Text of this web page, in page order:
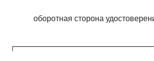
оборотная сторона